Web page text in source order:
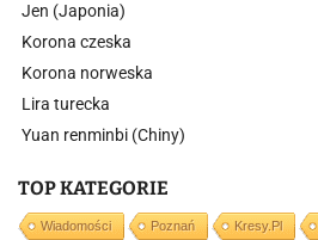
Jen (Japonia)
Korona czeska
Korona norweska
Lira turecka
Yuan renminbi (Chiny)
TOP KATEGORIE
Wiadomości Poznań Kresy.pl